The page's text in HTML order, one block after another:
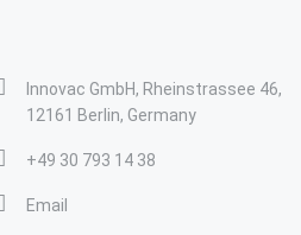
Innovac GmbH, Rheinstrassee 46,
12161 Berlin, Germany
+49 30 793 14 38
Email